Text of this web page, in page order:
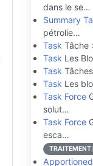
dans le se…
Summary
pétrolie…
Task Tâche
Task Les
Task
Task Les
Task Force
solut…
Task Force
esca…
TRAITEMENT